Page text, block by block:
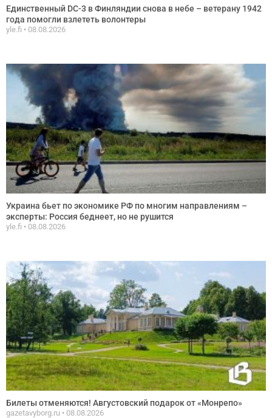
Единственный DC-3 в Финляндии снова в небе – ветерану 1942
года помогли взлететь волонтеры
yle.fi 08.08.2026
Украина бьет по экономике РФ по многим направлениям –
эксперты: Россия беднеет, но не рушится
yle.fi 08.08.2026
Билеты отменяются! Августовский подарок от «Монрепо»
gazetavyborg.ru 08.08.2026